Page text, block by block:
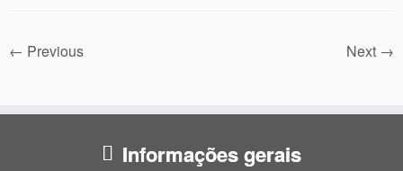
← Previous Next →
Informações gerais